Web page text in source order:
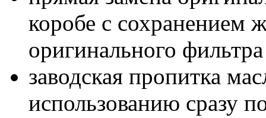
коробе с сохранением
оригинального фильтра
заводская пропитка
использованию сразу